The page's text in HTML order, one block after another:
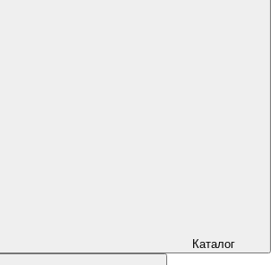
Каталог